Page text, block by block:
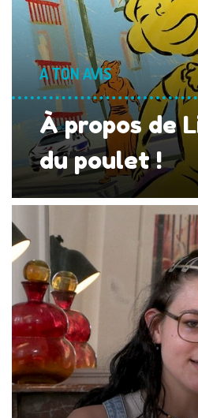
A TON AVIS
À propos de
du poulet !